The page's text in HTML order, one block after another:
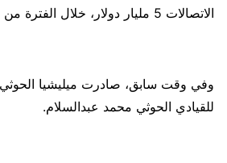
الاتصالات 5 مليار دولار، خلال الفترة من عام 2014 إلى 2020.
وفي وقت سابق، صادرت ميليشيا
للقيادي الحوثي محمد عبدالسلام.